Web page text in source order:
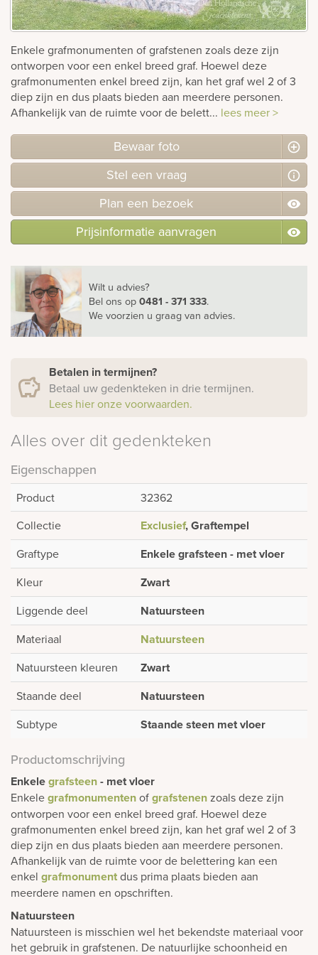
Enkele grafmonumenten of grafstenen zoals deze zijn
ontworpen voor een enkel breed graf. Hoewel deze
grafmonumenten enkel breed zijn, kan het graf wel 2 of 3
diep zijn en dus plaats bieden aan meerdere personen.
Afhankelijk van de ruimte voor de belett... lees meer >
Bewaar foto
Stel een vraag
Plan een bezoek
Prijsinformatie aanvragen
Wilt u advies?
Bel ons op0481 - 371 333.
We voorzien u graag van advies.
Betalen in termijnen?
Betaal uw gedenkteken in drie termijnen.
Lees hier onze voorwaarden.
Alles over dit gedenkteken
Eigenschappen
Product
32362
Collectie
Exclusief, Graftempel
Graftype Enkele grafsteen - met vloer
Kleur Zwart
Liggende deel Natuursteen
Materiaal Natuursteen
Natuursteen kleuren Zwart
Staande deel Natuursteen
Subtype Staande steen met vloer
Productomschrijving
Enkelegrafsteen- met vloer
Enkelegrafmonumentenofgrafstenenzoals deze zijn
ontworpen voor een enkel breed graf. Hoewel deze
grafmonumenten enkel breed zijn, kan het graf wel 2 of 3
diep zijn en dus plaats bieden aan meerdere personen.
Afhankelijk van de ruimte voor de belettering kan een
enkel grafmonumentdus prima plaats bieden aan
meerdere namen en opschriften.
Natuursteen
Natuursteen is misschien wel het bekendste materiaal voor
het gebruik in grafstenen. De natuurlijke schoonheid en